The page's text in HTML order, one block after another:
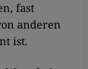
fast
anderen
ist.